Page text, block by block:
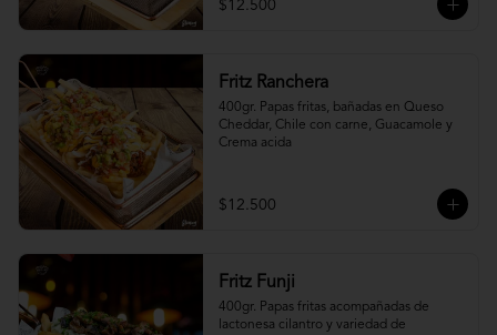
$12.500
Fritz Ranchera
400gr. Papas fritas, bañadas en Queso
Cheddar, Chile con carne, Guacamole y
Crema acida
$12.500
Fritz Funji
400gr. Papas fritas acompañadas de
lactonesa cilantro y variedad de